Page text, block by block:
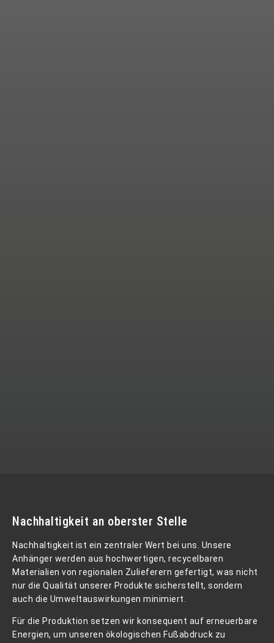
Nachhaltigkeit an oberster Stelle
Nachhaltigkeit ist ein zentraler Wert bei uns. Unsere
Anhänger werden aus hochwertigen, recycelbaren
Materialien von regionalen Zulieferern gefertigt, was nicht
nur die Qualität unserer Produkte sicherstellt, sondern
auch die Umweltauswirkungen minimiert.
Für die Produktion setzen wir konsequent auf erneuerbare
Energien, um unseren ökologischen Fußabdruck zu